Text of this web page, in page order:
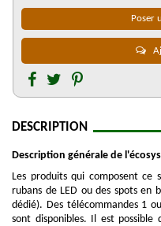
Poser
DESCRIPTION
Description générale de
Les produits qui composent ce
rubans de LED ou des spots en
dédié). Des télécommandes 1
sont disponibles. Il est